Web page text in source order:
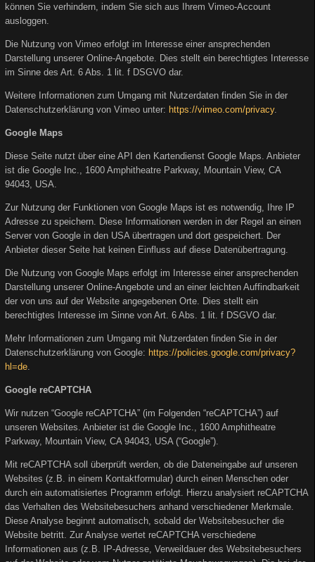
können Sie verhindern, indem Sie sich aus Ihrem Vimeo-Account
ausloggen.
Die Nutzung von Vimeo erfolgt im Interesse einer ansprechenden
Darstellung unserer Online-Angebote. Dies stellt ein berechtigtes Interesse
im Sinne des Art. 6 Abs. 1 lit. f DSGVO dar.
Weitere Informationen zum Umgang mit Nutzerdaten finden Sie in der
Datenschutzerklärung von Vimeo unter: https://vimeo.com/privacy.
Google Maps
Diese Seite nutzt über eine API den Kartendienst Google Maps. Anbieter
ist die Google Inc., 1600 Amphitheatre Parkway, Mountain View, CA
94043, USA.
Zur Nutzung der Funktionen von Google Maps ist es notwendig, Ihre IP
Adresse zu speichern. Diese Informationen werden in der Regel an einen
Server von Google in den USA übertragen und dort gespeichert. Der
Anbieter dieser Seite hat keinen Einfluss auf diese Datenübertragung.
Die Nutzung von Google Maps erfolgt im Interesse einer ansprechenden
Darstellung unserer Online-Angebote und an einer leichten Auffindbarkeit
der von uns auf der Website angegebenen Orte. Dies stellt ein
berechtigtes Interesse im Sinne von Art. 6 Abs. 1 lit. f DSGVO dar.
Mehr Informationen zum Umgang mit Nutzerdaten finden Sie in der
Datenschutzerklärung von Google: https://policies.google.com/privacy?
hl=de
Google reCAPTCHA
Wir nutzen “Google reCAPTCHA” (im Folgenden “reCAPTCHA”) auf
unseren Websites. Anbieter ist die Google Inc., 1600 Amphitheatre
Parkway, Mountain View, CA 94043, USA (“Google”).
Mit reCAPTCHA soll überprüft werden, ob die Dateneingabe auf unseren
Websites (z.B. in einem Kontaktformular) durch einen Menschen oder
durch ein automatisiertes Programm erfolgt. Hierzu analysiert reCAPTCHA
das Verhalten des Websitebesuchers anhand verschiedener Merkmale.
Diese Analyse beginnt automatisch, sobald der Websitebesucher die
Website betritt. Zur Analyse wertet reCAPTCHA verschiedene
Informationen aus (z.B. IP-Adresse, Verweildauer des Websitebesuchers